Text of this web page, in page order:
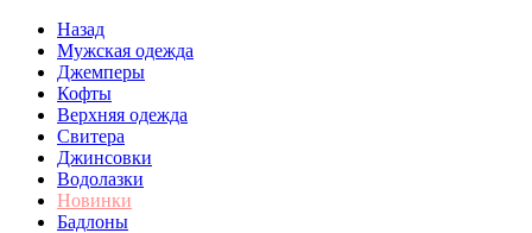
Назад
Мужская одежда
Джемперы
Кофты
Верхняя одежда
Свитера
Джинсовки
Водолазки
Новинки
Бадлоны